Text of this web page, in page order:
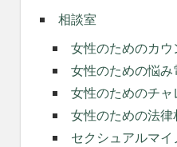
相談室
女性のためのカ
女性のための悩み
女性のためのチャ
女性のための法律
セクシュアルマ